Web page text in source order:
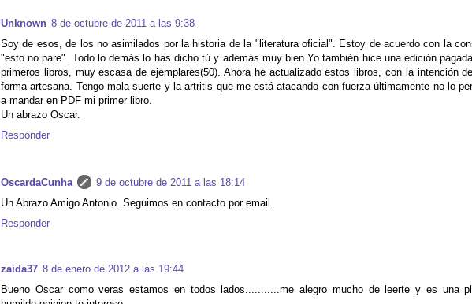
Unknown 8 de octubre de 2011 a las 9:38
Soy de esos, de los no asimilados por la historia de la "literatura oficial". Estoy de acuerdo con la
"esto no pare". Todo lo demás lo has dicho tú y además muy bien.Yo también hice una edición
primeros libros, muy escasa de ejemplares(50). Ahora he actualizado estos libros, con la intención
forma artesana. Tengo mala suerte y la artritis que me está atacando con fuerza últimamente no lo
a mandar en PDF mi primer libro.
Un abrazo Oscar.
Responder
OscardaCunha
9 de octubre de 2011 a las 18:14
Un Abrazo Amigo Antonio. Seguimos en contacto por email.
Responder
zaida37 8 de enero de 2012 a las 19:44
Bueno Oscar como veras estamos en todos lados...........me alegro mucho de leerte y es una